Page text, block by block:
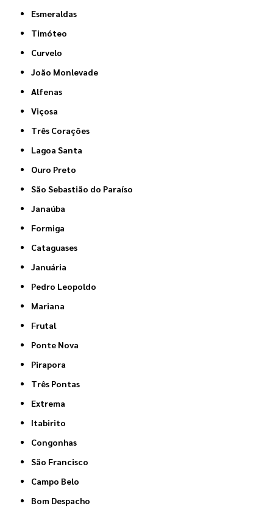
Esmeraldas
Timóteo
Curvelo
João Monlevade
Alfenas
Viçosa
Três Corações
Lagoa Santa
Ouro Preto
São Sebastião do Paraíso
Janaúba
Formiga
Cataguases
Januária
Pedro Leopoldo
Mariana
Frutal
Ponte Nova
Pirapora
Três Pontas
Extrema
Itabirito
Congonhas
São Francisco
Campo Belo
Bom Despacho